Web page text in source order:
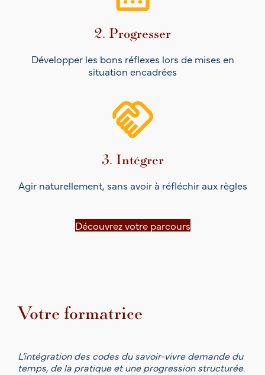
2. Progresser
Développer les bons réflexes lors de mises en
situation encadrées
3. Intégrer
Agir naturellement, sans avoir à réfléchir aux règles
Découvrez votre parcours
Votre formatrice
L’intégration des codes du savoir-vivre demande du
temps, de la pratique et une progression structurée.